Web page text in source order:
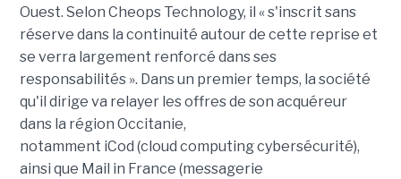
Ouest. Selon Cheops Technology, il « s'inscrit sans
réserve dans la continuité autour de cette reprise et
se verra largement renforcé dans ses
responsabilités ». Dans un premier temps, la société
qu'il dirige va relayer les offres de son acquéreur
dans la région Occitanie,
notamment iCod (cloud computingcybersécurité),
ainsi que Mail in France (messagerie